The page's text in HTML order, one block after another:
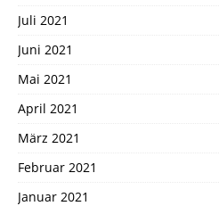
Juli 2021
Juni 2021
Mai 2021
April 2021
März 2021
Februar 2021
Januar 2021